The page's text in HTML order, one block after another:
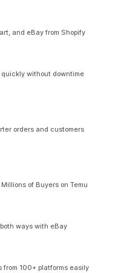
and eBay from Shopify
without downtime
orders and customers
of Buyers on Temu
ways with eBay
from 100+ platforms easily